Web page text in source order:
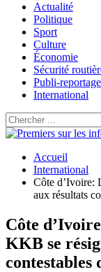
Actualité
Politique
Sport
Culture
Économie
Sécurité
Publi-reportage
International
Accueil
International
Côte d’Ivoire:
aux résultats
Côte
KKB se
contestables